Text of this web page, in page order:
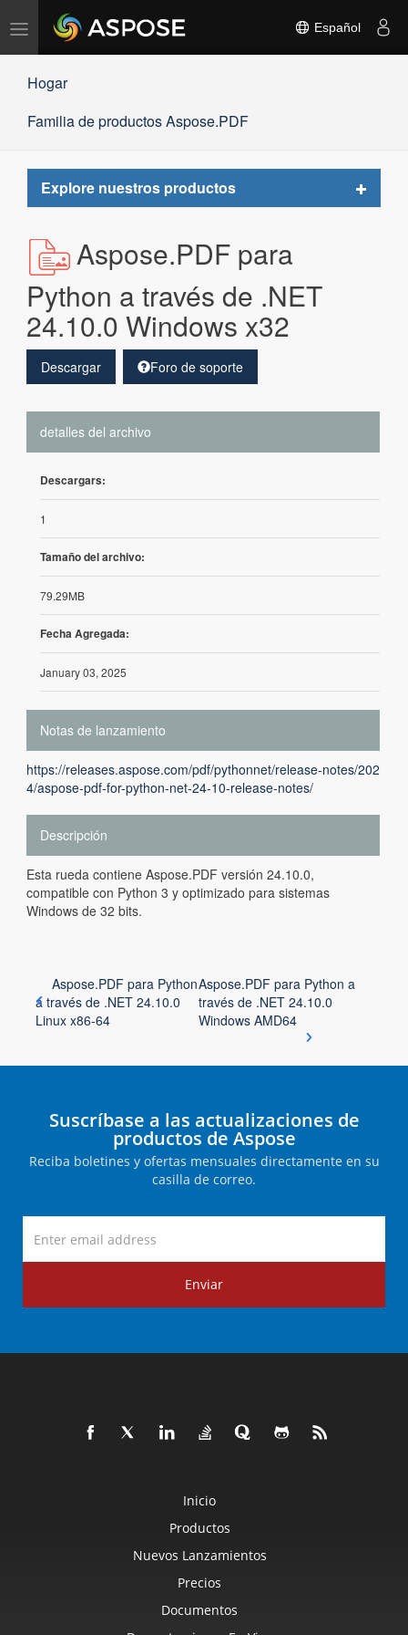
Alternar
navegación
Español
Hogar
Familia de productos Aspose.PDF
Explore nuestros productos
Toggle
Aspose.PDF para
Python a través de .NET
24.10.0 Windows x32
Descargar Foro de soporte
detalles del archivo
Descargars:
1
Tamaño del archivo:
79.29MB
Fecha Agregada:
January 03, 2025
Notas de lanzamiento
https://releases.aspose.com/pdf/pythonnet/release-notes/202
4/aspose-pdf-for-python-net-24-10-release-notes/
Descripción
Esta rueda contiene Aspose.PDF versión 24.10.0,
compatible con Python 3 y optimizado para sistemas
Windows de 32 bits.
Aspose.PDF para Python
a través de .NET 24.10.0
Linux x86-64
Aspose.PDF para Python a
través de .NET 24.10.0
Windows AMD64
Suscríbase a las actualizaciones de
productos de Aspose
Reciba boletines y ofertas mensuales directamente en su
casilla de correo.
Enviar
Inicio
Productos
Nuevos Lanzamientos
Precios
Documentos